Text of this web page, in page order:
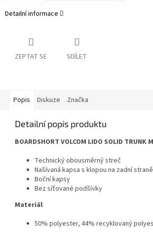
Detailní informace
ZEPTAT SE SDÍLET
Popis Diskuze Značka
Detailní popis produktu
BOARDSHORT VOLCOM LIDO SOLID TRUNK
Technický obousměrný streč
Našívaná kapsa s klopou na zadní straně
Boční kapsy
Bez síťované podšívky
Materiál:
50% polyester, 44% recyklovaný